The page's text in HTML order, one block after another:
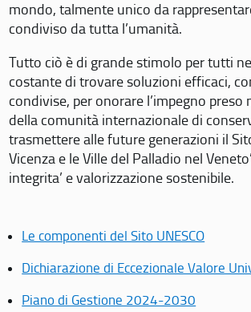
mondo, talmente unico da
condiviso da tutta l’umanità.
Tutto ciò è di grande stimolo per tutti
costante di trovare soluzioni efficaci,
condivise, per onorare l’impegno preso
della comunità internazionale di
trasmettere alle future generazioni il
Vicenza e le Ville del Palladio nel
integrita’ e valorizzazione sostenibile.
Le componenti del Sito UNESCO
Dichiarazione di Eccezionale Valore
Piano di Gestione 2024-2030